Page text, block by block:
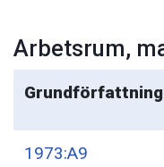
Arbetsrum,
Grundförfattning
1973:A9